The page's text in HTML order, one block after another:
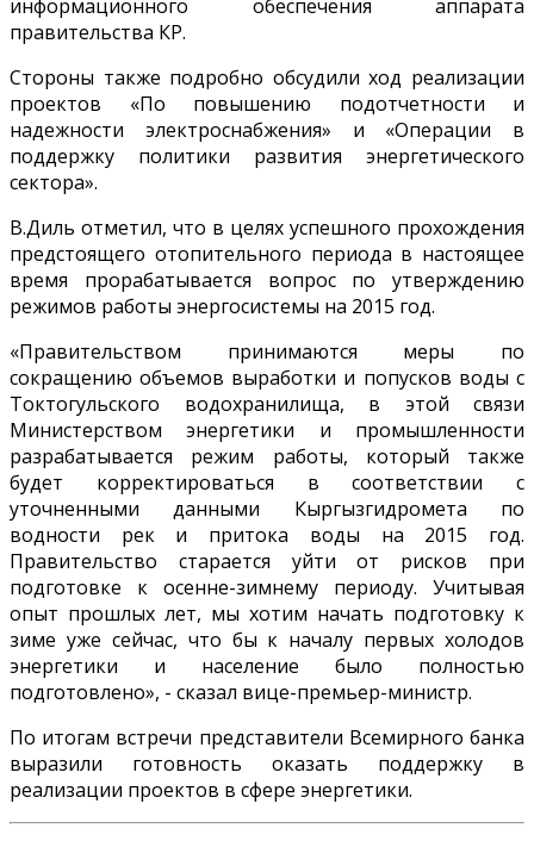
информационного обеспечения аппарата
правительства КР.
Стороны также подробно обсудили ход реализации
проектов «По повышению подотчетности и
надежности электроснабжения» и «Операции в
поддержку политики развития энергетического
сектора».
В.Диль отметил, что в целях успешного прохождения
предстоящего отопительного периода в настоящее
время прорабатывается вопрос по утверждению
режимов работы энергосистемы на 2015 год.
«Правительством принимаются меры по
сокращению объемов выработки и попусков воды с
Токтогульского водохранилища, в этой связи
Министерством энергетики и промышленности
разрабатывается режим работы, который также
будет корректироваться в соответствии с
уточненными данными Кыргызгидромета по
водности рек и притока воды на 2015 год.
Правительство старается уйти от рисков при
подготовке к осенне-зимнему периоду. Учитывая
опыт прошлых лет, мы хотим начать подготовку к
зиме уже сейчас, что бы к началу первых холодов
энергетики и население было полностью
подготовлено», - сказал вице-премьер-министр.
По итогам встречи представители Всемирного банка
выразили готовность оказать поддержку в
реализации проектов в сфере энергетики.